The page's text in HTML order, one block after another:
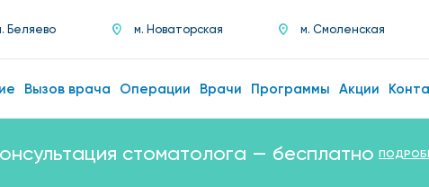
Беляево м. Новаторская м. Смоленская
Вызов врача Операции Врачи Программы Акции
стоматолога — бесплатно